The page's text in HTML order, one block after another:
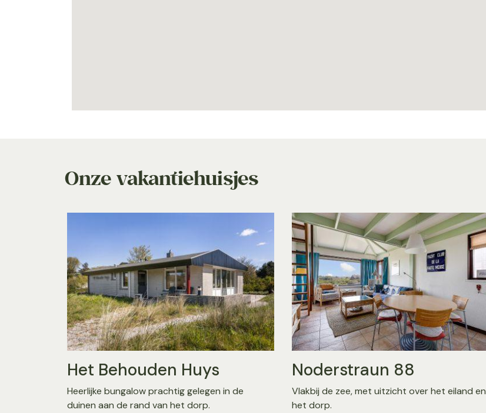
Onze vakantiehuisjes
Het Behouden Huys
Heerlijke bungalow prachtig gelegen in de
duinen aan de rand van het dorp.
Noderstraun 88
Vlakbij de zee, met uitzicht over het eiland en
het dorp.